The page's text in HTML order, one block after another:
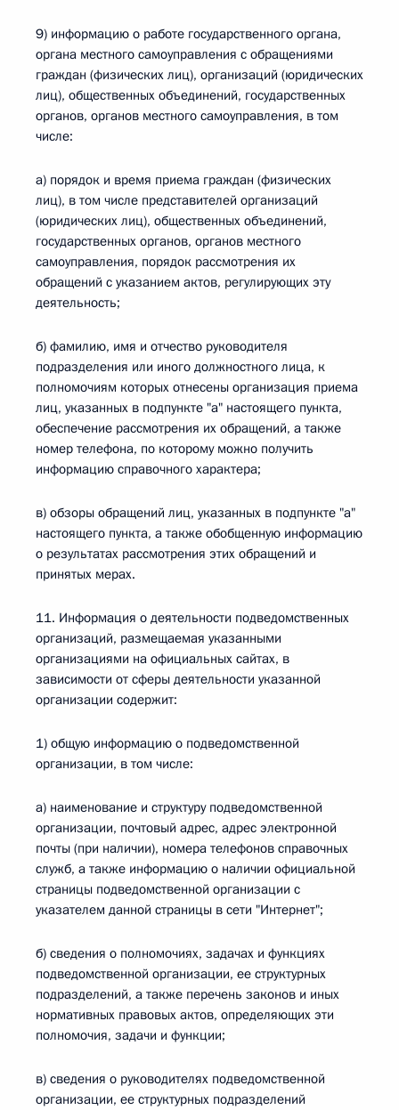
9) информацию о работе государственного органа,
органа местного самоуправления с обращениями
граждан (физических лиц), организаций (юридических
лиц), общественных объединений, государственных
органов, органов местного самоуправления, в том
числе:
а) порядок и время приема граждан (физических
лиц), в том числе представителей организаций
(юридических лиц), общественных объединений,
государственных органов, органов местного
самоуправления, порядок рассмотрения их
обращений с указанием актов, регулирующих эту
деятельность;
б) фамилию, имя и отчество руководителя
подразделения или иного должностного лица, к
полномочиям которых отнесены организация приема
лиц, указанных в подпункте "а" настоящего пункта,
обеспечение рассмотрения их обращений, а также
номер телефона, по которому можно получить
информацию справочного характера;
в) обзоры обращений лиц, указанных в подпункте "а"
настоящего пункта, а также обобщенную информацию
о результатах рассмотрения этих обращений и
принятых мерах.
11. Информация о деятельности подведомственных
организаций, размещаемая указанными
организациями на официальных сайтах, в
зависимости от сферы деятельности указанной
организации содержит:
1) общую информацию о подведомственной
организации, в том числе:
а) наименование и структуру подведомственной
организации, почтовый адрес, адрес электронной
почты (при наличии), номера телефонов справочных
служб, а также информацию о наличии официальной
страницы подведомственной организации с
указателем данной страницы в сети "Интернет";
б) сведения о полномочиях, задачах и функциях
подведомственной организации, ее структурных
подразделений, а также перечень законов и иных
нормативных правовых актов, определяющих эти
полномочия, задачи и функции;
в) сведения о руководителях подведомственной
организации, ее структурных подразделений